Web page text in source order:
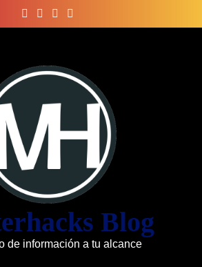
Blog
de información a tu alcance